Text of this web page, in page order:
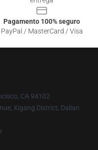
Pagamento 100% seguro
PayPal / MasterCard / Visa
CA 94102
Xigang District, Dalian